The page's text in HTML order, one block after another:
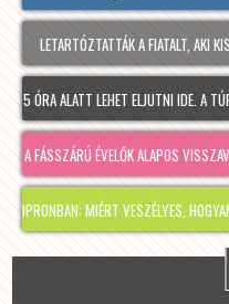
LETARTÓZTATTÁK A FIATALT, AKI KIS
ALATT LEHET ELJUTNI IDE. A TÚRA A
ÉVELŐK ALAPOS VISSZAVÁ…
MIÉRT VESZÉLYES, HOGYAN